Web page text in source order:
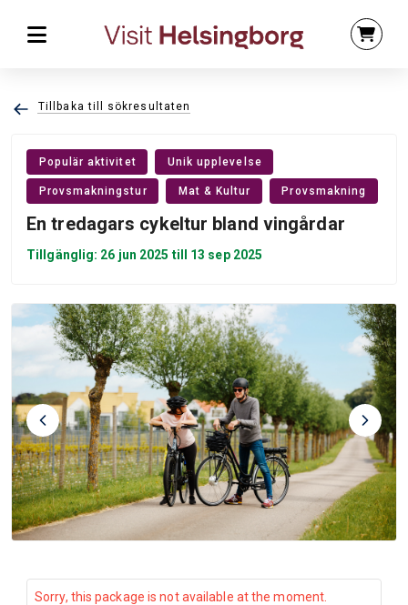
Tillbaka till sökresultaten
Populär aktivitet Unik upplevelse
Provsmakningstur Mat & Kultur Provsmakning
En tredagars cykeltur bland vingårdar
Tillgänglig: 26 jun 2025 till 13 sep 2025
Sorry, this package is not available at the moment.